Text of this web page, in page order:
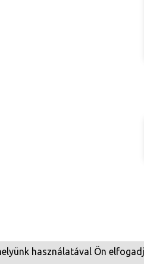
használatával Ön